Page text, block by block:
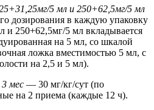
5 мл и 250+62,5мг/5 мл
дозирования в каждую упаковку
и 250+62,5мг/5 мл вкладывается
на 5 мл, со шкалой
ложка вместимостью 5 мл, с
на 2,5 и 5 мл).
мес — 30 мг/кг/сут (по
на 2 приема (каждые 12 ч).